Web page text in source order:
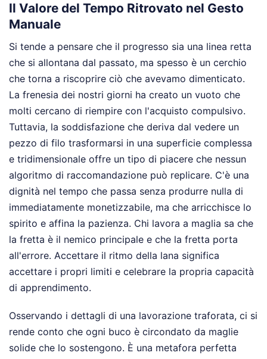
Il Valore del Tempo Ritrovato nel Gesto
Manuale
Si tende a pensare che il progresso sia una linea retta
che si allontana dal passato, ma spesso è un cerchio
che torna a riscoprire ciò che avevamo dimenticato.
La frenesia dei nostri giorni ha creato un vuoto che
molti cercano di riempire con l'acquisto compulsivo.
Tuttavia, la soddisfazione che deriva dal vedere un
pezzo di filo trasformarsi in una superficie complessa
e tridimensionale offre un tipo di piacere che nessun
algoritmo di raccomandazione può replicare. C'è una
dignità nel tempo che passa senza produrre nulla di
immediatamente monetizzabile, ma che arricchisce lo
spirito e affina la pazienza. Chi lavora a maglia sa che
la fretta è il nemico principale e che la fretta porta
all'errore. Accettare il ritmo della lana significa
accettare i propri limiti e celebrare la propria capacità
di apprendimento.
Osservando i dettagli di una lavorazione traforata, ci si
rende conto che ogni buco è circondato da maglie
solide che lo sostengono. È una metafora perfetta